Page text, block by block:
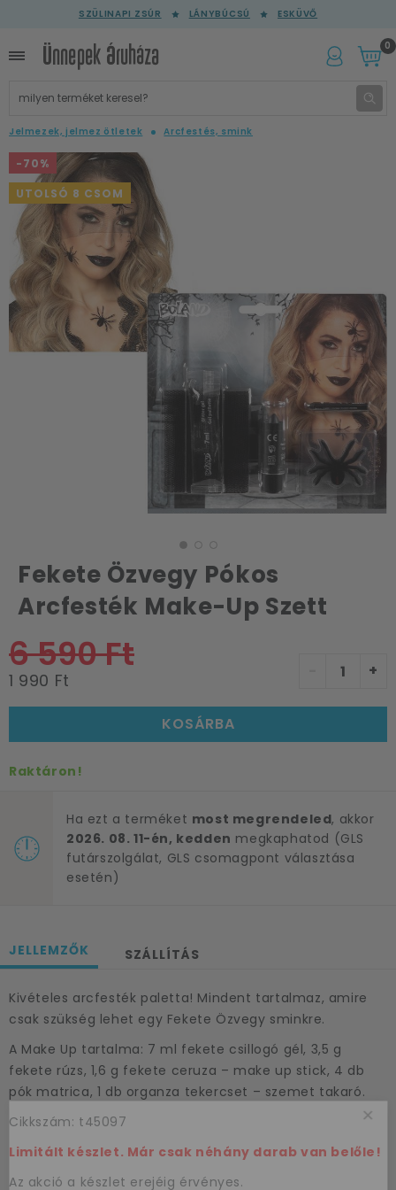
SZÜLINAPI ZSÚR LÁNYBÚCSÚ ESKÜVŐ
0
Jelmezek, jelmez ötletek Arcfestés, smink
-70%
UTOLSÓ 8 CSOM
Fekete Özvegy Pókos
Arcfesték Make-Up Szett
6 590 Ft
1 990 Ft +
KOSÁRBA
Raktáron!
Ha ezt a terméket most megrendeled, akkor
2026. 08. 11-én, kedden megkaphatod (GLS
futárszolgálat, GLS csomagpont választása
esetén)
JELLEMZŐK SZÁLLÍTÁS
Kivételes arcfesték paletta! Mindent tartalmaz, amire
csak szükség lehet egy Fekete Özvegy sminkre.
A Make Up tartalma: 7 ml fekete csillogó gél, 3,5 g
fekete rúzs, 1,6 g fekete ceruza – make up stick, 4 db
pók matrica, 1 db organza tekercset – szemet takaró.
Cikkszám: t45097
Limitált készlet. Már csak néhány darab van belőle!
Az akció a készlet erejéig érvényes.
×